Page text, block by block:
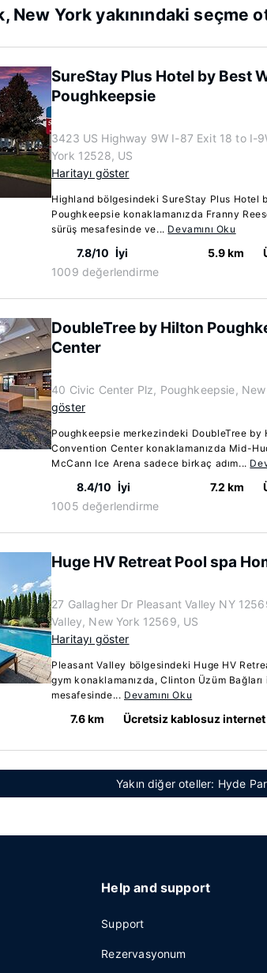
New York yakınındaki seçme
SureStay Plus Hotel by Best
Poughkeepsie
3423 US Highway 9W I-87 Exit 18 to I-
York 12528, US
Haritayı göster
Highland bölgesindeki SureStay Plus Hotel
Poughkeepsie konaklamanızda Franny
sürüş mesafesinde ve... Devamını Oku
7.8/10 İyi
1009 değerlendirme
5.9 km
DoubleTree by Hilton
Center
40 Civic Center Plz, Poughkeepsie, New
göster
Poughkeepsie merkezindeki DoubleTree by
Convention Center konaklamanızda Mid-
McCann Ice Arena sadece birkaç adım...
8.4/10 İyi
1005 değerlendirme
7.2 km
Huge HV Retreat Pool spa
27 Gallagher Dr Pleasant Valley NY
Valley, New York 12569, US
Haritayı göster
Pleasant Valley bölgesindeki Huge HV
gym konaklamanızda, Clinton Üzüm
mesafesinde... Devamını Oku
7.6 km Ücretsiz kablosuz internet
Yakın diğer oteller: Hyde
Help and support
Support
Rezervasyonum